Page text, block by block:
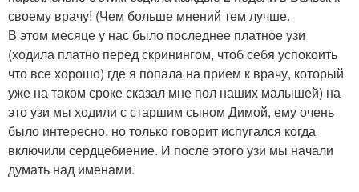
своему врачу! (Чем больше мнений тем лучше.
В этом месяце у нас было последнее платное узи
(ходила платно перед скринингом, чтоб себя успокоить
что все хорошо) где я попала на прием к врачу, который
уже на таком сроке сказал мне пол наших малышей) на
это узи мы ходили с старшим сыном Димой, ему очень
было интересно, но только говорит испугался когда
включили сердцебиение. И после этого узи мы начали
думать над именами.